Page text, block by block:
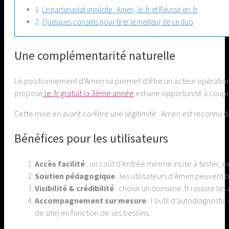
Le partenariat implicite : Amen, le .fr et Réussir en .fr
Quelques conseils pour tirer le meilleur de ce duo
Une complémentarité naturelle
Le positionnement d’Amen lui permet d’être un acteur
propose le .fr gratuit la 3ème année est une opportunité à
Cette mise en avant confère une légitimité : Amen est reconnu
Bénéfices pour les utilisateurs
Accès facilité : un coût d’entrée minime incite à tester,
Soutien pédagogique : les utilisateurs d’Amen
Visibilité & crédibilité : choisir un domaine .fr rassure
Accompagnement sur mesure : l’outil
de site) en fonction de ses besoins.